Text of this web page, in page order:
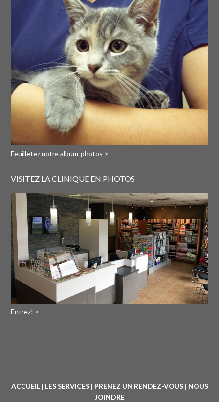
Feuilletez notre album-photos >
VISITEZ LA CLINIQUE EN PHOTOS
Entrez! >
ACCUEIL| LES SERVICES| PRENEZ UN RENDEZ-VOUS| NOUS
JOINDRE